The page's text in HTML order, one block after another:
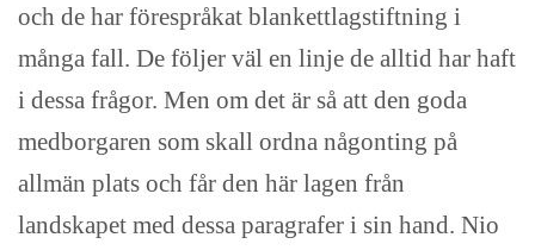
och de har förespråkat blankettlagstiftning i
många fall. De följer väl en linje de alltid har haft
i dessa frågor. Men om det är så att den goda
medborgaren som skall ordna någonting på
allmän plats och får den här lagen från
landskapet med dessa paragrafer i sin hand. Nio